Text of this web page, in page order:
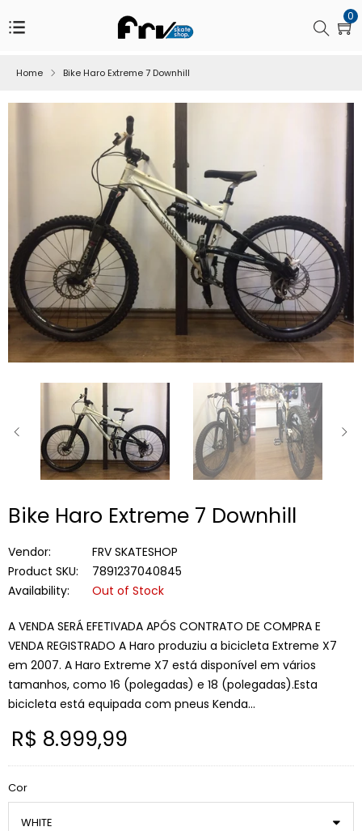
para
Conteúdo
0
Home Bike Haro Extreme 7 Downhill
SLIDE
ANTERIOR
Bike Haro Extreme 7 Downhill
Vendor:
FRV SKATESHOP
Product SKU:
7891237040845
Availability:
Out of Stock
A VENDA SERÁ EFETIVADA APÓS CONTRATO DE COMPRA E
VENDA REGISTRADO A Haro produziu a bicicleta Extreme X7
em 2007. A Haro Extreme X7 está disponível em vários
tamanhos, como 16 (polegadas) e 18 (polegadas).Esta
bicicleta está equipada com pneus Kenda...
Preço
R$ 8.999,99
Cor